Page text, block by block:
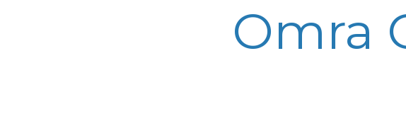
Omra